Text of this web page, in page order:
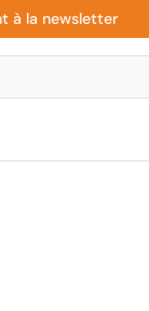
newsletter